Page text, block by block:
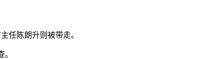
任陈朗升则被带走。